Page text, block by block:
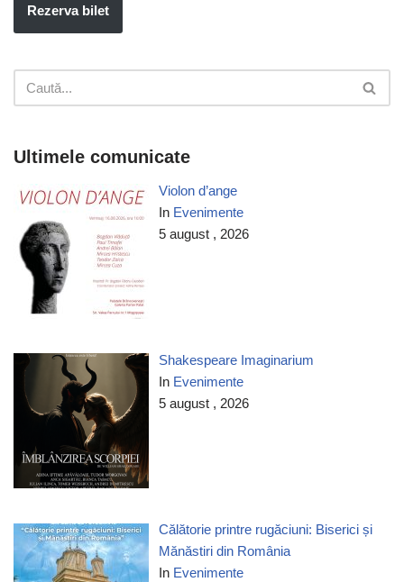
Rezerva bilet
Ultimele comunicate
Violon d’ange
In Evenimente
5 august , 2026
Shakespeare Imaginarium
In Evenimente
5 august , 2026
Călătorie printre rugăciuni: Biserici și
Mănăstiri din România
In Evenimente